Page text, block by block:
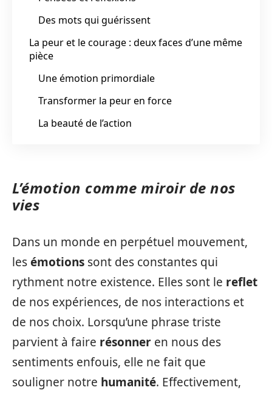
Des mots qui guérissent
La peur et le courage : deux faces d’une même
pièce
Une émotion primordiale
Transformer la peur en force
La beauté de l’action
L’émotion comme miroir de nos
vies
Dans un monde en perpétuel mouvement,
lesémotions sont des constantes qui
rythment notre existence. Elles sont le reflet
de nos expériences, de nos interactions et
de nos choix. Lorsqu’une phrase triste
parvient à faire résonner en nous des
sentiments enfouis, elle ne fait que
souligner notre humanité. Effectivement,